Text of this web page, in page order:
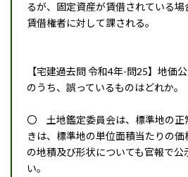
るが、固定資産が賃借されている
賃借権者に対して課される。
【宅建過去問 令和4年-問25】地価
のうち、誤っているものはどれか。
〇 土地鑑定委員会は、標準地の正
きは、標準地の単位面積当たりの
の地積及び形状についても官報で公
い。